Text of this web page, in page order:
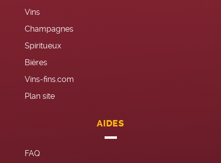
Vins
Champagnes
Spiritueux
Bières
Vins-fins.com
Plan site
AIDES
FAQ